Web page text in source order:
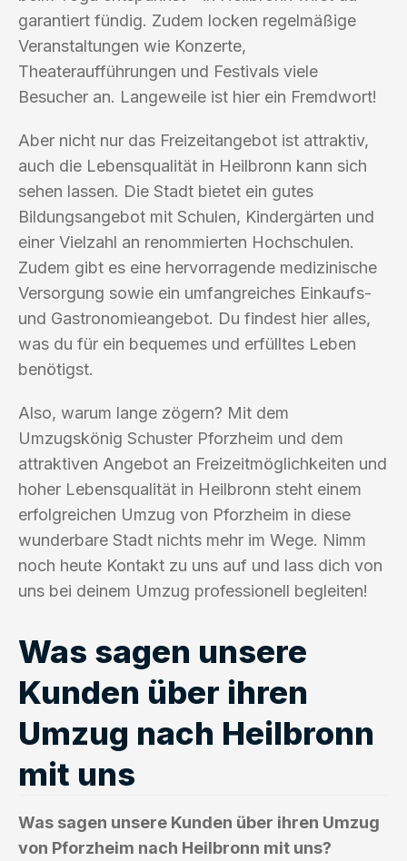
garantiert fündig. Zudem locken regelmäßige
Veranstaltungen wie Konzerte,
Theateraufführungen und Festivals viele
Besucher an. Langeweile ist hier ein Fremdwort!
Aber nicht nur das Freizeitangebot ist attraktiv,
auch die Lebensqualität in Heilbronn kann sich
sehen lassen. Die Stadt bietet ein gutes
Bildungsangebot mit Schulen, Kindergärten und
einer Vielzahl an renommierten Hochschulen.
Zudem gibt es eine hervorragende medizinische
Versorgung sowie ein umfangreiches Einkaufs-
und Gastronomieangebot. Du findest hier alles,
was du für ein bequemes und erfülltes Leben
benötigst.
Also, warum lange zögern? Mit dem
Umzugskönig Schuster Pforzheim und dem
attraktiven Angebot an Freizeitmöglichkeiten und
hoher Lebensqualität in Heilbronn steht einem
erfolgreichen Umzug von Pforzheim in diese
wunderbare Stadt nichts mehr im Wege. Nimm
noch heute Kontakt zu uns auf und lass dich von
uns bei deinem Umzug professionell begleiten!
Was sagen unsere
Kunden über ihren
Umzug nach Heilbronn
mit uns
Was sagen unsere Kunden über ihren Umzug
von Pforzheim nach Heilbronn mit uns?